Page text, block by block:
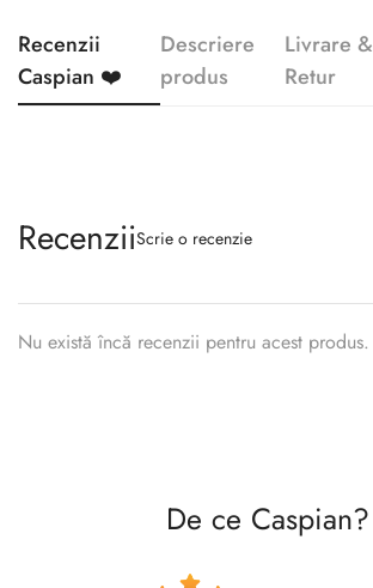
Recenzii
Caspian ❤️
Descriere
produs
Livrare &
Retur
RecenziiScrie o recenzie
Nu există încă recenzii pentru acest produs.
De ce Caspian?